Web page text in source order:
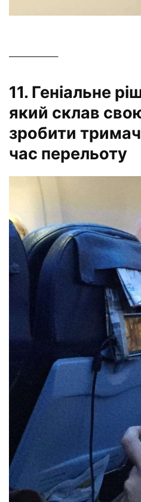
—————–
11. Геніальне
який склав
зробити
час перельоту